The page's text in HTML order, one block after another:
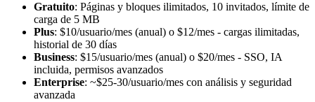
Gratuito: Páginas y bloques ilimitados, 10 invitados, límite de
carga de 5 MB
Plus: $10/usuario/mes (anual) o $12/mes - cargas ilimitadas,
historial de 30 días
Business: $15/usuario/mes (anual) o $20/mes - SSO, IA
incluida, permisos avanzados
Enterprise: ~$25-30/usuario/mes con análisis y seguridad
avanzada